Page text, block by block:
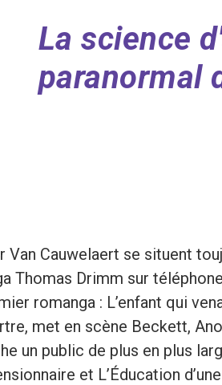
La science
paranormal
Van Cauwelaert se situent
Thomas Drimm sur
romanga : L’enfant qui
met en scène Beckett,
un public de plus en plus
et L’Éducation